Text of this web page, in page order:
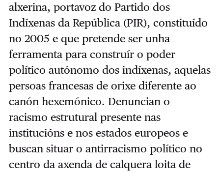
alxerina, portavoz do Partido dos
Indíxenas da República (PIR), constituído
no 2005 e que pretende ser unha
ferramenta para construír o poder
político autónomo dos indíxenas, aquelas
persoas francesas de orixe diferente ao
canón hexemónico. Denuncian o
racismo estrutural presente nas
institucións e nos estados europeos e
buscan situar o antirracismo político no
centro da axenda de calquera loita de